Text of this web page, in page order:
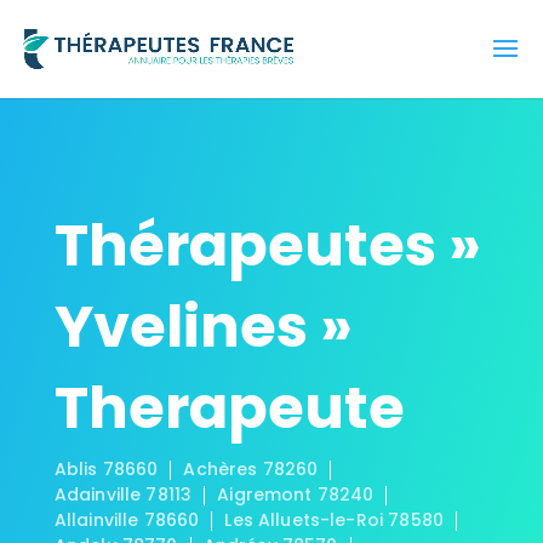
Thérapeutes »
Yvelines »
Therapeute
Ablis 78660
Achères 78260
Adainville 78113
Aigremont 78240
Allainville 78660
Les Alluets-le-Roi 78580